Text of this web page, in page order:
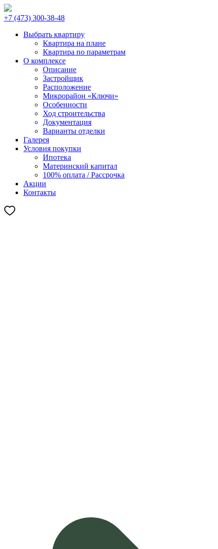
+7 (473) 300-38-48
Выбрать квартиру
Квартира на плане
Квартира по параметрам
О комплексе
Описание
Застройщик
Расположение
Микрорайон «Ключи»
Особенности
Ход строительства
Документация
Варианты отделки
Галерея
Условия покупки
Ипотека
Материнский капитал
100% оплата / Рассрочка
Акции
Контакты